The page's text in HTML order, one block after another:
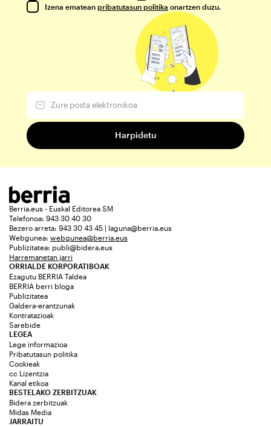
Izena ematean pribatutasun politika onartzen duzu.
Berria.eus - Euskal Editorea SM
Telefonoa: 943 30 40 30
Bezero arreta: 943 30 43 45 | laguna@berria.eus
Webgunea: webgunea@berria.eus
Publizitatea: publi@bidera.eus
Harremanetan jarri
ORRIALDE KORPORATIBOAK
Ezagutu BERRIA Taldea
BERRIA berri bloga
Publizitatea
Galdera-erantzunak
Kontratazioak
Sarebide
JARRAITU
LEGEA
Lege informazioa
Pribatutasun politika
Cookieak
cc Lizentzia
Kanal etikoa
BESTELAKO ZERBITZUAK
Bidera zerbitzuak
Midas Media